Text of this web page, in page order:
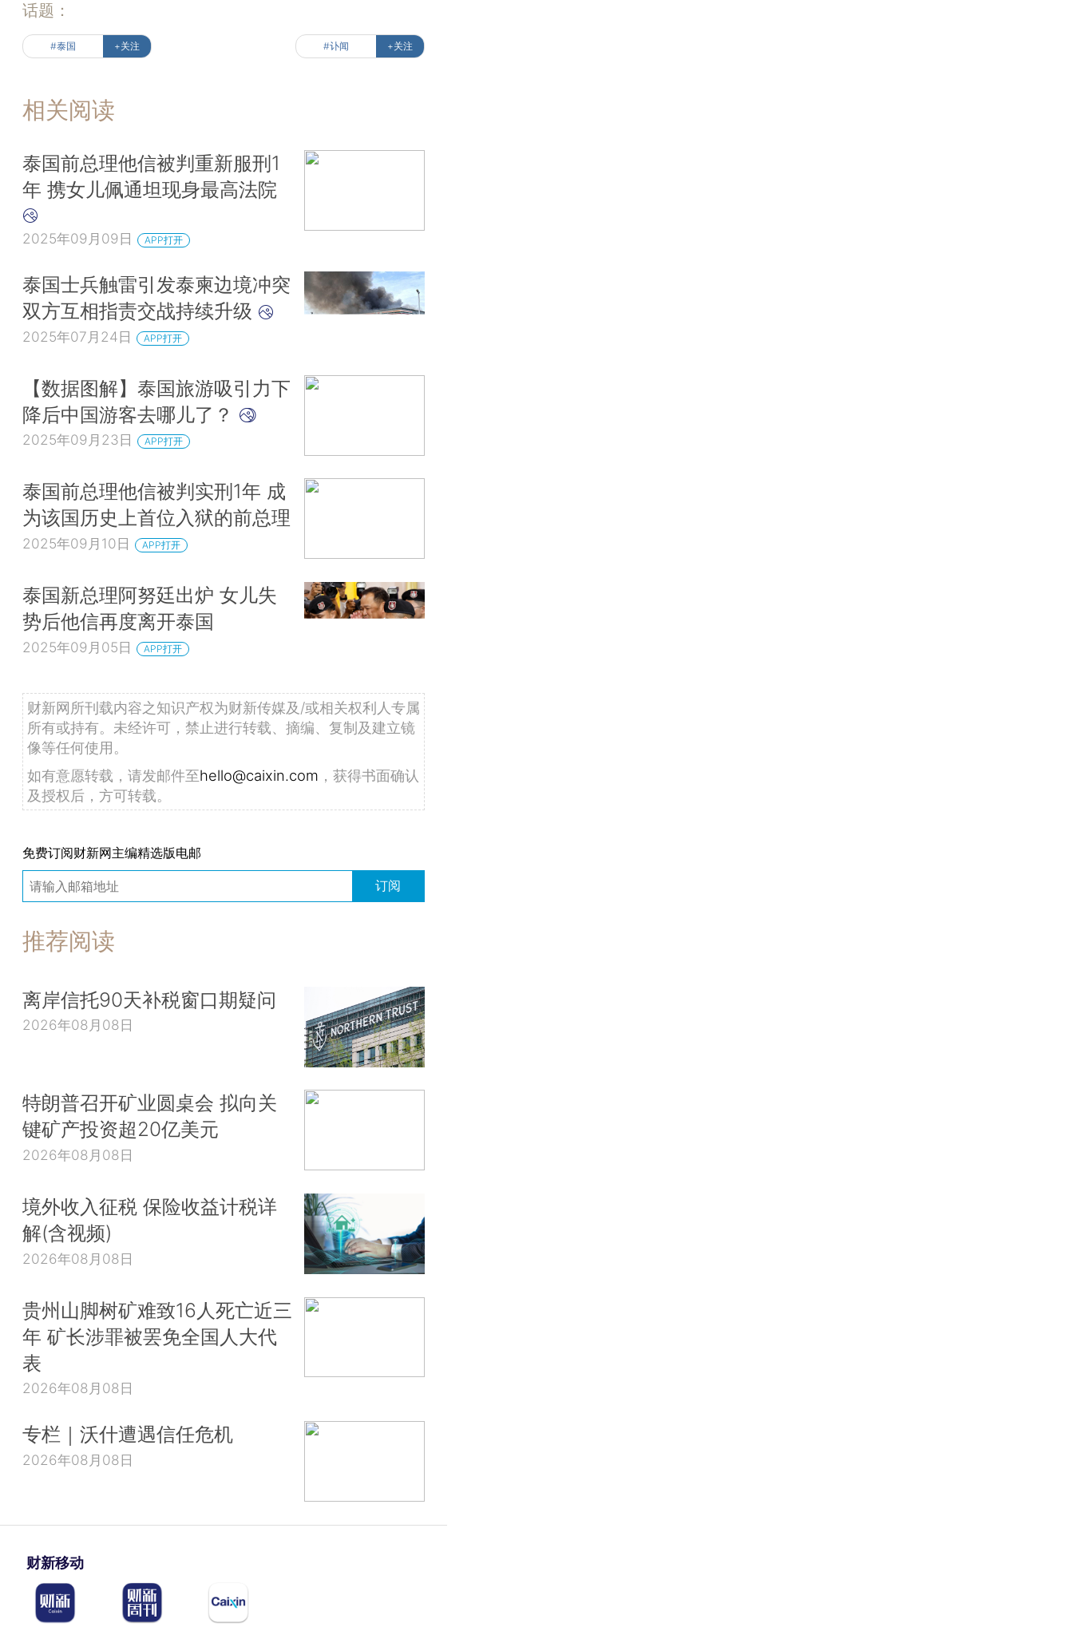
话题：
#泰国 +关注 #讣闻 +关注
相关阅读
泰国前总理他信被判重新服刑1
年 携女儿佩通坦现身最高法院
2025年09月09日 APP打开
泰国士兵触雷引发泰柬边境冲突
双方互相指责交战持续升级
2025年07月24日 APP打开
【数据图解】泰国旅游吸引力下
降后中国游客去哪儿了？
2025年09月23日 APP打开
泰国前总理他信被判实刑1年 成
为该国历史上首位入狱的前总理
2025年09月10日 APP打开
泰国新总理阿努廷出炉 女儿失
势后他信再度离开泰国
2025年09月05日 APP打开
财新网所刊载内容之知识产权为财新传媒及/或相关权利人专属
所有或持有。未经许可，禁止进行转载、摘编、复制及建立镜
像等任何使用。
如有意愿转载，请发邮件至hello@caixin.com ，获得书面确认
及授权后，方可转载。
免费订阅财新网主编精选版电邮
订阅
推荐阅读
离岸信托90天补税窗口期疑问
2026年08月08日
特朗普召开矿业圆桌会 拟向关
键矿产投资超20亿美元
2026年08月08日
境外收入征税 保险收益计税详
解(含视频)
2026年08月08日
贵州山脚树矿难致16人死亡近三
年 矿长涉罪被罢免全国人大代
表
2026年08月08日
专栏｜沃什遭遇信任危机
2026年08月08日
财新移动